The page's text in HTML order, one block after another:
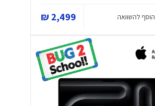
הוסף להשוואה 2,499 ₪